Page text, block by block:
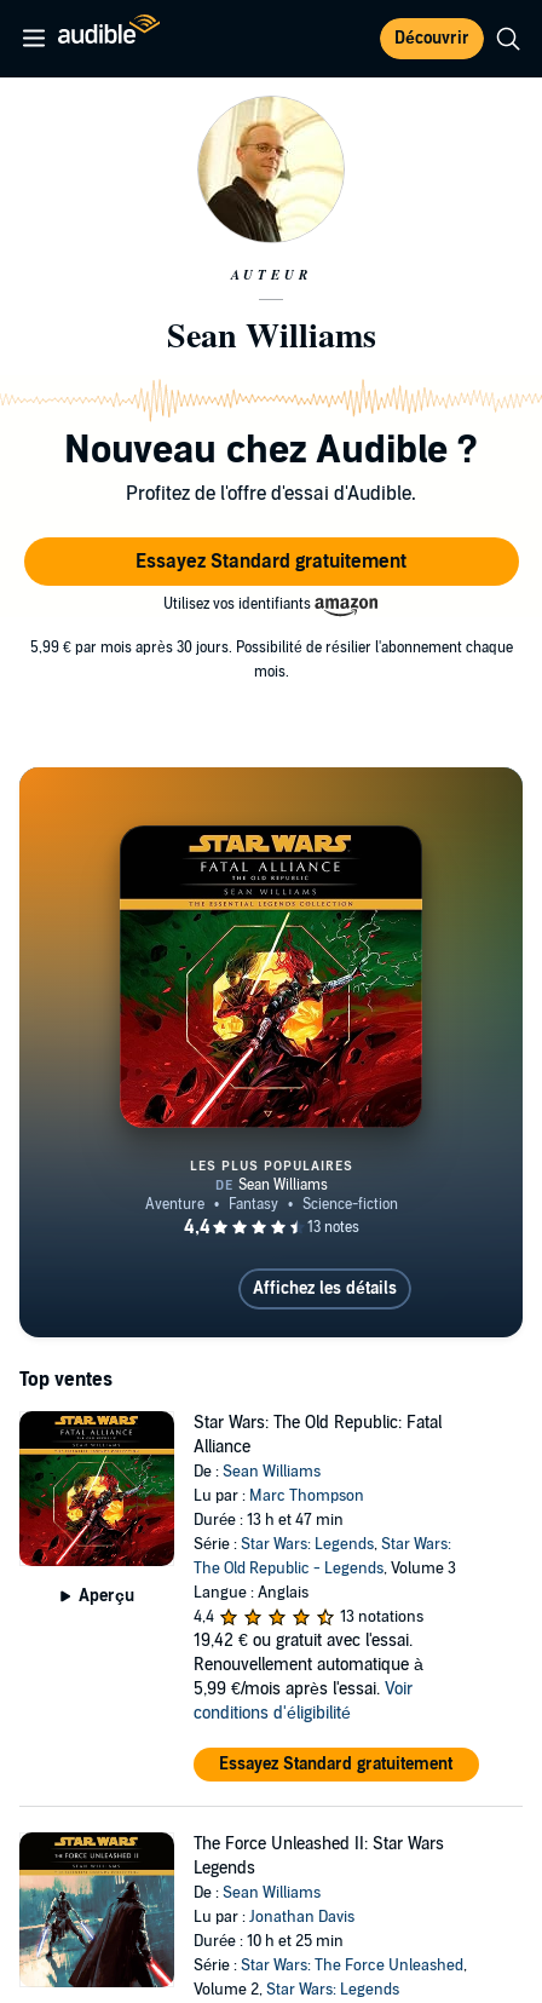
Découvrir
AUTEUR
Sean Williams
Nouveau chez Audible ?
Profitez de l'offre d'essai d'Audible.
Essayez Standard gratuitement
Utilisez vos identifiants
5,99 € par mois après 30 jours. Possibilité de résilier l'abonnement chaque
mois.
Star Wars: The Old Republic:
LES PLUS POPULAIRES
Affichez les détails
Top ventes
Aperçu
Star Wars: The Old Republic: Fatal
Alliance
De :Sean Williams
Lu par : Marc Thompson
Durée : 13 h et 47 min
Série :Star Wars: Legends,Star Wars:
The Old Republic - Legends, Volume 3
Langue : Anglais
4,4
13 notations
19,42 € ou gratuit avec l'essai.
Renouvellement automatique à
5,99 €/mois après l'essai. Voir
conditions d'éligibilité
Essayez Standard gratuitement
The Force Unleashed II: Star Wars
Legends
De :Sean Williams
Lu par :Jonathan Davis
Durée : 10 h et 25 min
Série :Star Wars: The Force Unleashed,
Volume 2,Star Wars: Legends